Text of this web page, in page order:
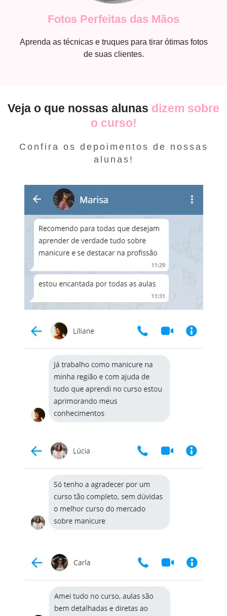
Fotos Perfeitas das Mãos
Aprenda as técnicas e truques para tirar ótimas fotos
de suas clientes.
Veja o que nossas alunas dizem sobre
o curso!
Confira os depoimentos de nossas
alunas!